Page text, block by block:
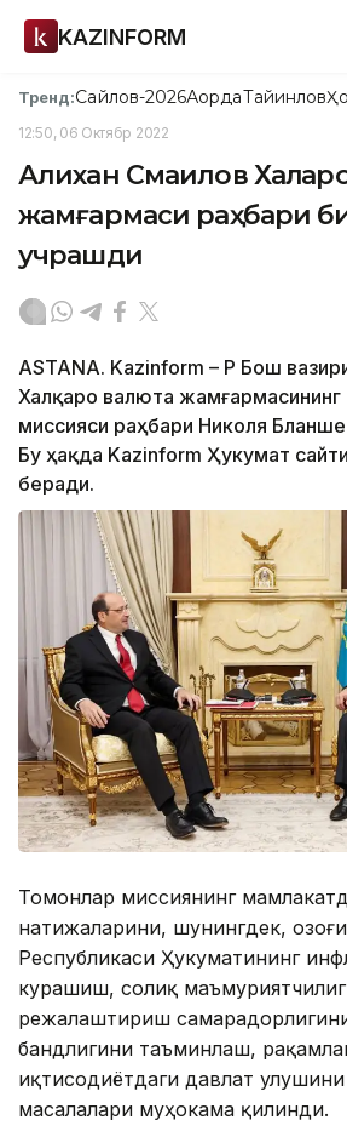
KAZINFORM
Тренд:Сайлов-2026АқордаТайинлов
12:50, 06 Октябр 2022
Алихан Смаилов
жамғармаси раҳбари
учрашди
ASTANA. Kazinform – ҚР Бош
Халқаро валюта жамғармасининг
миссияси раҳбари Николя
Бу ҳақда Kazinform Ҳукумат
беради.
Томонлар миссиянинг
натижаларини, шунингдек,
Республикаси Ҳукуматининг
курашиш, солиқ
режалаштириш
бандлигини таъминлаш,
иқтисодиётдаги давлат
масалалари муҳокама қилинди.